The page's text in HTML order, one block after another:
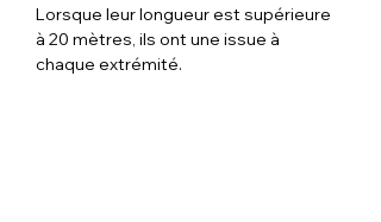
Lorsque leur longueur est supérieure
à 20 mètres, ils ont une issue à
chaque extrémité.